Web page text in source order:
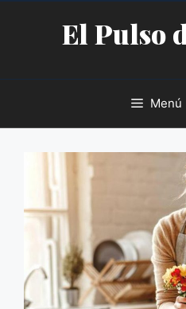
contenidoEl Pulso
Menú